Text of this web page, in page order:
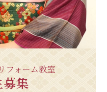
フォーム教室
集